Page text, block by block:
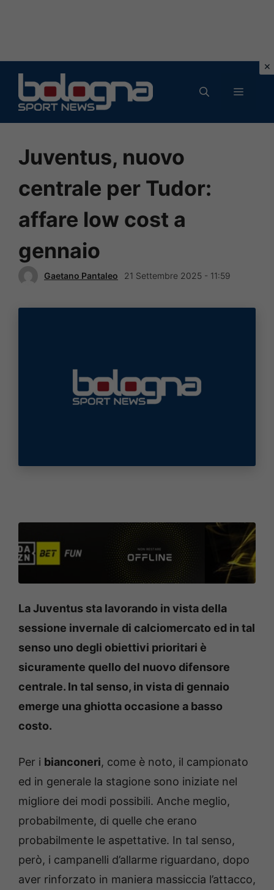
contenuto
MENU
Juventus, nuovo
centrale per Tudor:
affare low cost a
gennaio
Gaetano Pantaleo 21 Settembre 2025 - 11:59
La Juventus sta lavorando in vista della
sessione invernale di calciomercato ed in tal
senso uno degli obiettivi prioritari è
sicuramente quello del nuovo difensore
centrale. In tal senso, in vista di gennaio
emerge una ghiotta occasione a basso
costo.
Per i bianconeri, come è noto, il campionato
ed in generale la stagione sono iniziate nel
migliore dei modi possibili. Anche meglio,
probabilmente, di quelle che erano
probabilmente le aspettative. In tal senso,
però, i campanelli d’allarme riguardano, dopo
aver rinforzato in maniera massiccia l’attacco,